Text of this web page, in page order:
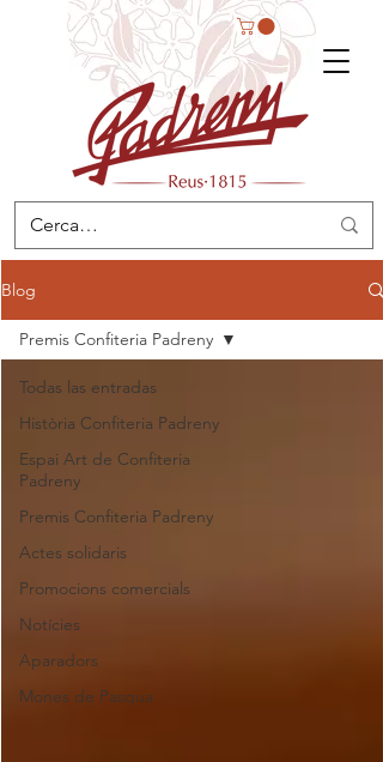
Blog
Todas las entradas
Història Confiteria Padreny
Espai Art de Confiteria
Padreny
Premis Confiteria Padreny
Actes solidaris
Promocions comercials
Notícies
Aparadors
Mones de Pasqua
Premis Confiteria Padreny